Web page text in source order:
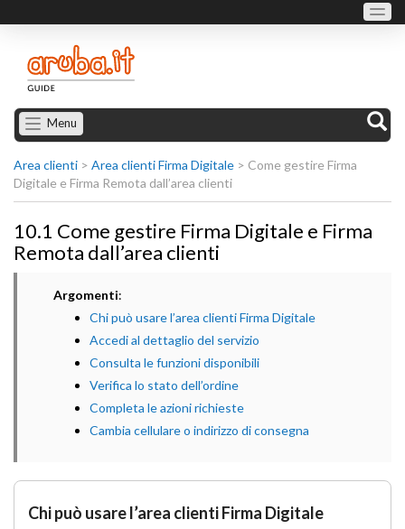
Menu
Area clienti > Area clienti Firma Digitale > Come gestire Firma
Digitale e Firma Remota dall’area clienti
10.1 Come gestire Firma Digitale e Firma
Remota dall’area clienti
Argomenti:
Chi può usare l’area clienti Firma Digitale
Accedi al dettaglio del servizio
Consulta le funzioni disponibili
Verifica lo stato dell’ordine
Completa le azioni richieste
Cambia cellulare o indirizzo di consegna
Chi può usare l’area clienti Firma Digitale